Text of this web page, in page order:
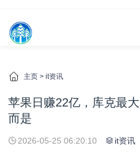
主页 > it资讯
苹果日赚22亿，库克最
而是
2026-05-25 06:20:10 it资讯